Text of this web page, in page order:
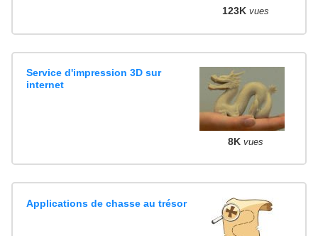
123K vues
Service d'impression 3D sur
internet
8K vues
Applications de chasse au trésor